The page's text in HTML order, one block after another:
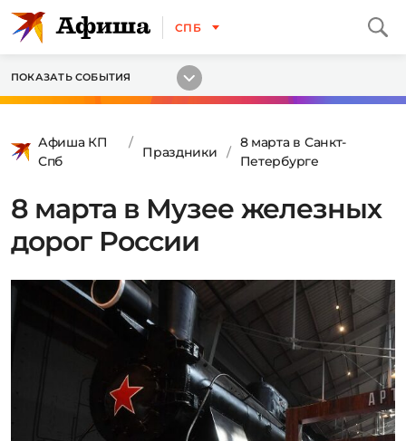
СПБ
ПОКАЗАТЬ СОБЫТИЯ
Афиша КП
Спб
Праздники
8 марта в Санкт-
Петербурге
8 марта в Музее железных
дорог России